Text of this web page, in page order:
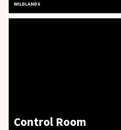
WILDLANDS
Control Room